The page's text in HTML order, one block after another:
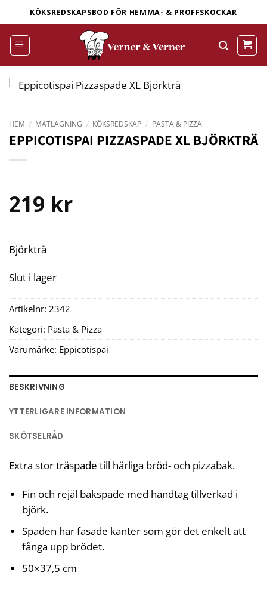
to
content
KÖKSREDSKAPSBOD FÖR HEMMA- & PROFFSKOCKAR
HEM / MATLAGNING / KÖKSREDSKAP / PASTA & PIZZA
EPPICOTISPAI PIZZASPADE XL BJÖRKTRÄ
219 kr
Björkträ
Slut i lager
Artikelnr: 2342
Kategori: Pasta & Pizza
Varumärke: Eppicotispai
BESKRIVNING
YTTERLIGARE INFORMATION
SKÖTSELRÅD
Extra stor träspade till härliga bröd- och pizzabak.
Fin och rejäl bakspade med handtag tillverkad i
björk.
Spaden har fasade kanter som gör det enkelt att
fånga upp brödet.
50×37,5 cm